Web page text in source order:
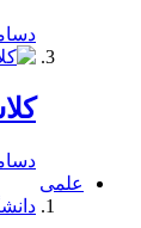
دسامبر
دسامبر
علمی